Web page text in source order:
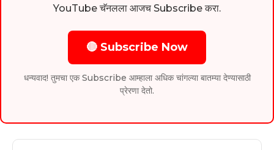
YouTube चॅनलला आजच Subscribe करा.
🔴 Subscribe Now
धन्यवाद! तुमचा एक Subscribe आम्हाला अधिक चांगल्या बातम्या देण्यासाठी
प्रेरणा देतो.